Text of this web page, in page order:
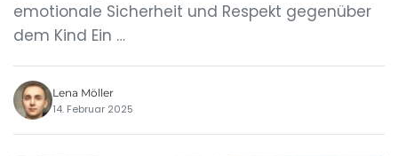
emotionale Sicherheit und Respekt gegenüber
dem Kind Ein …
Lena Möller
14. Februar 2025